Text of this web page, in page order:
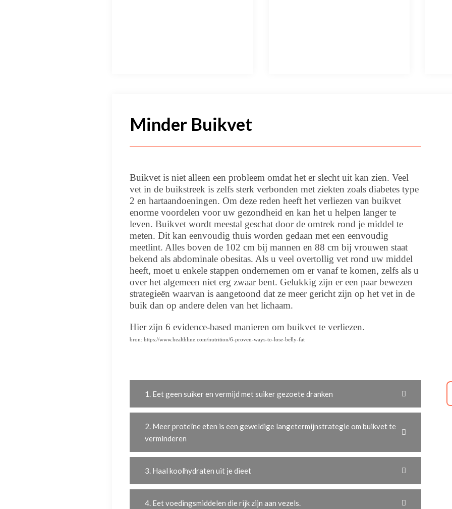
Minder Buikvet
Buikvet is niet alleen een probleem omdat het er slecht uit kan zien. Veel
vet in de buikstreek is zelfs sterk verbonden met ziekten zoals diabetes type
2 en hartaandoeningen. Om deze reden heeft het verliezen van buikvet
enorme voordelen voor uw gezondheid en kan het u helpen langer te
leven. Buikvet wordt meestal geschat door de omtrek rond je middel te
meten. Dit kan eenvoudig thuis worden gedaan met een eenvoudig
meetlint. Alles boven de 102 cm bij mannen en 88 cm bij vrouwen staat
bekend als abdominale obesitas. Als u veel overtollig vet rond uw middel
heeft, moet u enkele stappen ondernemen om er vanaf te komen, zelfs als u
over het algemeen niet erg zwaar bent. Gelukkig zijn er een paar bewezen
strategieën waarvan is aangetoond dat ze meer gericht zijn op het vet in de
buik dan op andere delen van het lichaam.
Hier zijn 6 evidence-based manieren om buikvet te verliezen.
bron: https://www.healthline.com/nutrition/6-proven-ways-to-lose-belly-fat
1. Eet geen suiker en vermijd met suiker gezoete dranken
2. Meer proteïne eten is een geweldige langetermijnstrategie om buikvet te
verminderen
3. Haal koolhydraten uit je dieet
4. Eet voedingsmiddelen die rijk zijn aan vezels.